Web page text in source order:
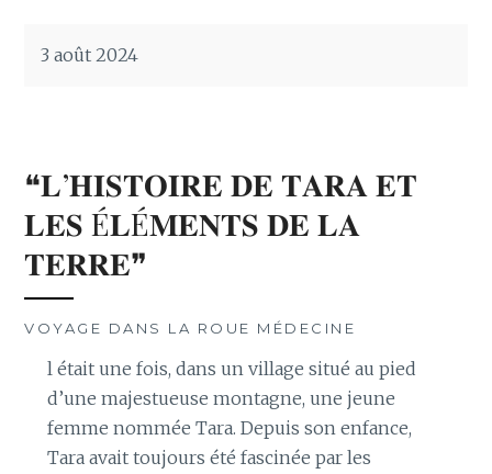
3 août 2024
❝𝐋’𝐇𝐈𝐒𝐓𝐎𝐈𝐑𝐄 𝐃𝐄 𝐓𝐀𝐑𝐀 𝐄𝐓
𝐋𝐄𝐒 É𝐋É𝐌𝐄𝐍𝐓𝐒 𝐃𝐄 𝐋𝐀
𝐓𝐄𝐑𝐑𝐄❞
VOYAGE DANS LA ROUE MÉDECINE
l était une fois, dans un village situé au pied
d’une majestueuse montagne, une jeune
femme nommée Tara. Depuis son enfance,
Tara avait toujours été fascinée par les